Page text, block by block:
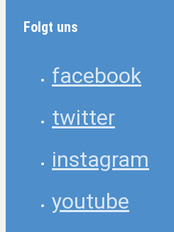
Folgt uns
facebook
twitter
instagram
youtube